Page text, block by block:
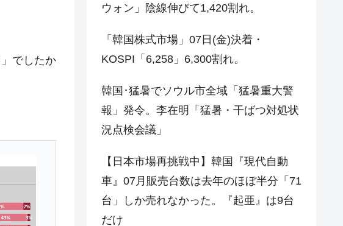
」でしたか
ウォン」陰線伸びて1,420割れ。
「韓国株式市場」07日(金)決着・
KOSPI「6,258」6,300割れ。
韓国･猛暑でソウル市全域「猛暑重大警
報」発令。李在明「猛暑・干ばつ対処状
況点検会議」
【日本市場再挑戦中】韓国『現代自動
車』07月販売台数は去年のほぼ半分「71
台」しか売れなかった。『起亜』は9台
だけ